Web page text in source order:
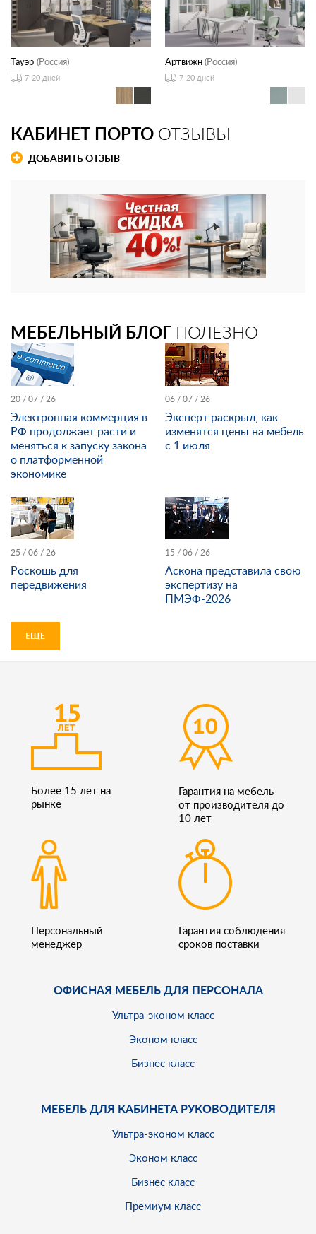
Тауэр (Россия)
7-20 дней
Артвижн(Россия)
7-20 дней
КАБИНЕТ ПОРТО ОТЗЫВЫ
ДОБАВИТЬ ОТЗЫВ
МЕБЕЛЬНЫЙ БЛОГ ПОЛЕЗНО
20 / 07 / 26
Электронная коммерция в
РФ продолжает расти и
меняться к запуску закона
о платформенной
экономике
06 / 07 / 26
Эксперт раскрыл, как
изменятся цены на мебель
с 1 июля
25 / 06 / 26
Роскошь для
передвижения
15 / 06 / 26
Аскона представила свою
экспертизу на
ПМЭФ-2026
ЕЩЕ
Более 15 лет на
рынке
Гарантия на мебель
от производителя до
10 лет
Персональный
менеджер
Гарантия соблюдения
сроков поставки
ОФИСНАЯ МЕБЕЛЬ ДЛЯ ПЕРСОНАЛА
Ультра-эконом класс
Эконом класс
Бизнес класс
МЕБЕЛЬ ДЛЯ КАБИНЕТА РУКОВОДИТЕЛЯ
Ультра-эконом класс
Эконом класс
Бизнес класс
Премиум класс